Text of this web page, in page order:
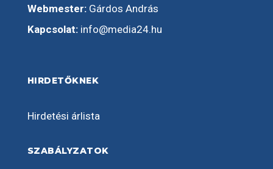
Webmester:Gárdos András
Kapcsolat: info@media24.hu
HIRDETŐKNEK
Hirdetési árlista
SZABÁLYZATOK